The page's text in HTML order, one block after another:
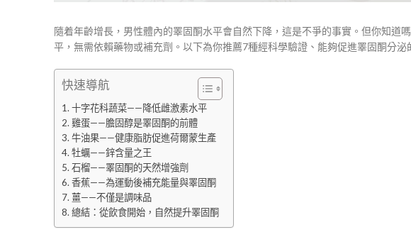
隨着年齡增長，男性體內的睪固酮水平會自然下降，這是不爭的事實。但你知道
平，無需依賴藥物或補充劑。以下為你推薦7種經科學驗證、能夠促進睪固酮分泌
快速導航
十字花科蔬菜——降低雌激素水平
雞蛋——膽固醇是睪固酮的前體
牛油果——健康脂肪促進荷爾蒙生產
牡蠣——鋅含量之王
石榴——睪固酮的天然增強劑
香蕉——為運動後補充能量與睪固酮
薑——不僅是調味品
總結：從飲食開始，自然提升睪固酮